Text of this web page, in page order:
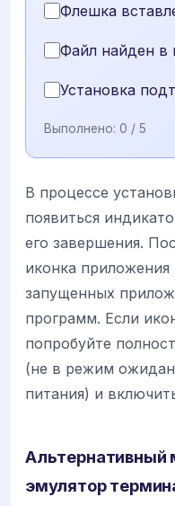
Флешка
Файл найден в
Установка
Выполнено: 0 / 5
В процессе
появиться
его завершения.
иконка приложения
запущенных
программ. Если
попробуйте
(не в режим
питания) и
Альтернативный
эмулятор